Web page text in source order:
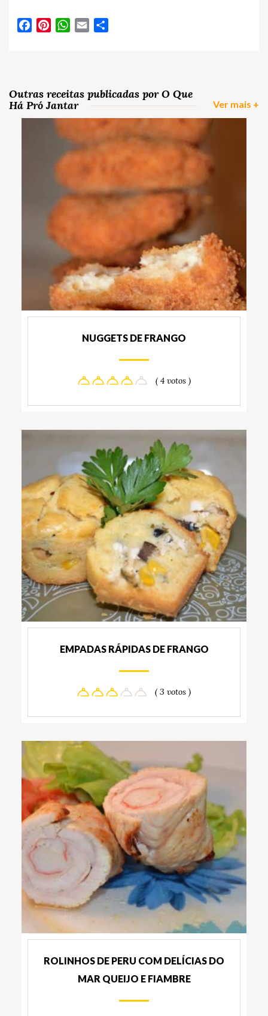
FacebookPinterestWhatsApp
Email
Outras receitas publicadas por O Que
Há Pró Jantar
Ver mais +
NUGGETS DE FRANGO
( 4 votos )
EMPADAS RÁPIDAS DE FRANGO
( 3 votos )
ROLINHOS DE PERU COM DELÍCIAS DO
MAR QUEIJO E FIAMBRE